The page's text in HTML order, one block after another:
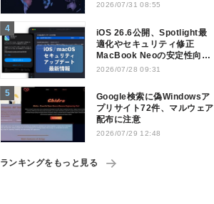
2026/07/31 08:55
iOS 26.6公開、Spotlight最
適化やセキュリティ修正
MacBook Neoの安定性向上
も
2026/07/28 09:31
Google検索に偽Windowsア
プリサイト72件、マルウェア
配布に注意
2026/07/29 12:48
ランキングをもっと見る